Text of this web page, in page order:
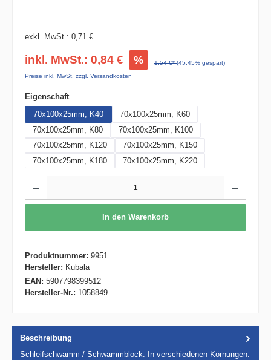
exkl. MwSt.: 0,71 €
inkl. MwSt.: 0,84 € % 1,54 €*(45.45% gespart)
Preise inkl. MwSt. zzgl. Versandkosten
Eigenschaftauswählen
70x100x25mm, K40
70x100x25mm, K60
70x100x25mm, K80
70x100x25mm, K100
70x100x25mm, K120
70x100x25mm, K150
70x100x25mm, K180
70x100x25mm, K220
In den Warenkorb
Produktnummer: 9951
Hersteller: Kubala
EAN: 5907798399512
Hersteller-Nr.: 1058849
Beschreibung
Schleifschwamm / Schwammblock. In verschiedenen Körnungen.